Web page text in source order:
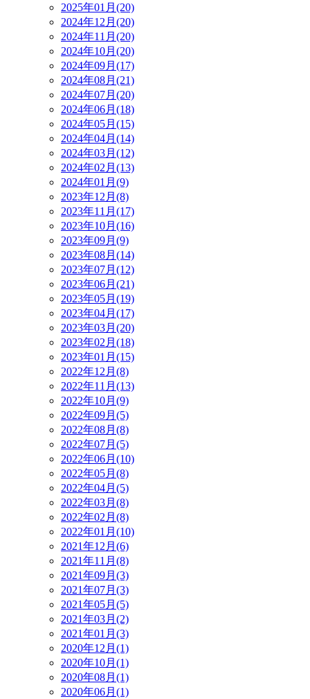
2025年01月(20)
2024年12月(20)
2024年11月(20)
2024年10月(20)
2024年09月(17)
2024年08月(21)
2024年07月(20)
2024年06月(18)
2024年05月(15)
2024年04月(14)
2024年03月(12)
2024年02月(13)
2024年01月(9)
2023年12月(8)
2023年11月(17)
2023年10月(16)
2023年09月(9)
2023年08月(14)
2023年07月(12)
2023年06月(21)
2023年05月(19)
2023年04月(17)
2023年03月(20)
2023年02月(18)
2023年01月(15)
2022年12月(8)
2022年11月(13)
2022年10月(9)
2022年09月(5)
2022年08月(8)
2022年07月(5)
2022年06月(10)
2022年05月(8)
2022年04月(5)
2022年03月(8)
2022年02月(8)
2022年01月(10)
2021年12月(6)
2021年11月(8)
2021年09月(3)
2021年07月(3)
2021年05月(5)
2021年03月(2)
2021年01月(3)
2020年12月(1)
2020年10月(1)
2020年08月(1)
2020年06月(1)